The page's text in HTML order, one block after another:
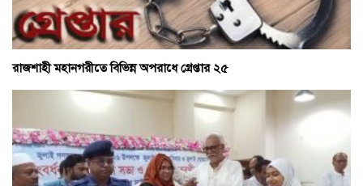
রাজশাহী মহানগরীতে বিভিন্ন অপরাধে গ্রেপ্তার ২৫